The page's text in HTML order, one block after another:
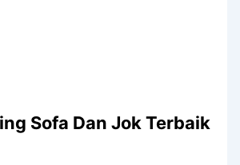
Sofa Dаn Jok Terbaik